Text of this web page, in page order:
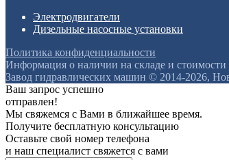
Электродвигатели
Дизельные насосные установки
Политика конфиденциальности
Информация о наличии на складе и
Завод гидравлических машин © 2014-2026,
Ваш запрос успешно
отправлен!
Мы свяжемся с Вами в ближайшее время.
Получите бесплатную консультацию
Оставьте свой номер телефона
и наш специалист свяжется с вами